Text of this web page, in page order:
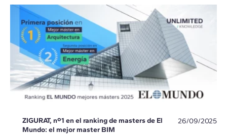
ZIGURAT, nº1 en el ranking de masters de El
Mundo: el mejor master BIM
26/09/2025